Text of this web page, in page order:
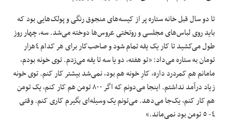
تا دو ‌سال قبل خانه ستاره پر از کیسه‌های منجوق رنگی و پولک‌هایی بود که
باید روی لباس‌های مجلسی و روتختی عروس‌ها دوخته می‌شد. سه، چهار روز
طول می‌کشید تا کار یک یقه تمام شود و صاحب‌کار برای هر کدام ٤‌هزار
تومان به ستاره می‌داد: «تو هفته، دو یا سه تا یقه می‌زدم. توی خونه بودم،
مامانم هم کمردرد داره، کارِ خونه هم بود، نمی‌شد بیشتر کار کنم. توی خونه
زیاد درآمد نداشتم. اینجا می‌دونم که اگر ٨٠٠ تومن هم کار کنم، یک تومن
هم کار کنم، یک‌جا می‌دهد. می‌تونم یک وسیله‌ای بگیرم کاری کنم. وقتی
٤- ٥ تومن بود نمی‌ماند.»